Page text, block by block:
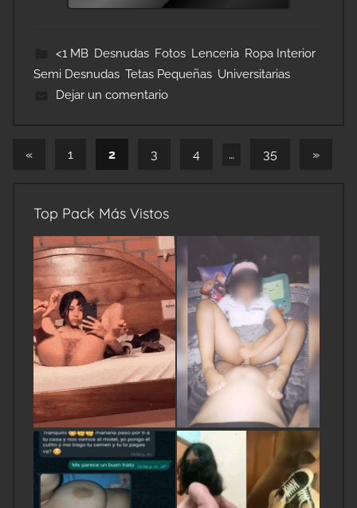
<1 MB, Desnudas, Fotos, Lenceria, Ropa Interior,
Semi Desnudas Tetas Pequeñas Universitarias
Dejar un comentario
Navegación
entradas
«Entradas
1 2 3 4 … 35 »
Top Pack Más Vistos